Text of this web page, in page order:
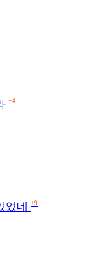
+4
었네 +9